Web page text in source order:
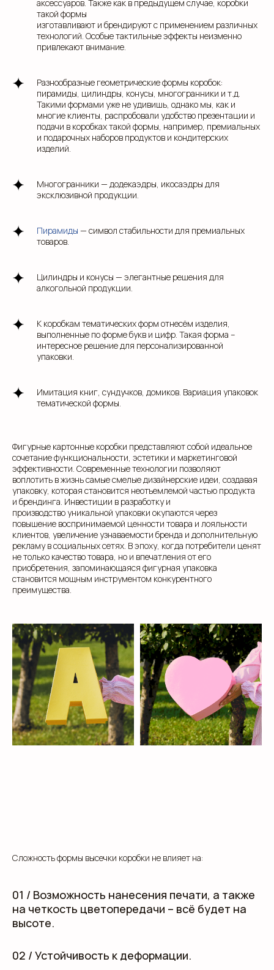
аксессуаров. Также как в предыдущем случае, коробки
такой формы
изготавливают и брендируют с применением различных
технологий. Особые тактильные эффекты неизменно
привлекают внимание.
Разнообразные геометрические формы коробок:
пирамиды, цилиндры, конусы, многогранники и т.д.
Такими формами уже не удивишь, однако мы, как и
многие клиенты, распробовали удобство презентации и
подачи в коробках такой формы, например, премиальных
и подарочных наборов продуктов и кондитерских
изделий.
Многогранники — додекаэдры, икосаэдры для
эксклюзивной продукции.
Пирамиды — символ стабильности для премиальных
товаров.
Цилиндры и конусы — элегантные решения для
алкогольной продукции.
К коробкам тематических форм отнесём изделия,
выполненные по форме букв и цифр. Такая форма –
интересное решение для персонализированной
упаковки.
Имитация книг, сундучков, домиков. Вариация упаковок
тематической формы.
Фигурные картонные коробки представляют собой идеальное
сочетание функциональности, эстетики и маркетинговой
эффективности. Современные технологии позволяют
воплотить в жизнь самые смелые дизайнерские идеи, создавая
упаковку, которая становится неотъемлемой частью продукта
и брендинга. Инвестиции в разработку и
производство уникальной упаковки окупаются через
повышение воспринимаемой ценности товара и лояльности
клиентов, увеличение узнаваемости бренда и дополнительную
рекламу в социальных сетях. В эпоху, когда потребители ценят
не только качество товара, но и впечатления от его
приобретения, запоминающаяся фигурная упаковка
становится мощным инструментом конкурентного
преимущества.
Сложность формы высечки коробки не влияет на:
01 / Возможность нанесения печати, а также
на четкость цветопередачи – всё будет на
высоте.
02 / Устойчивость к деформации.